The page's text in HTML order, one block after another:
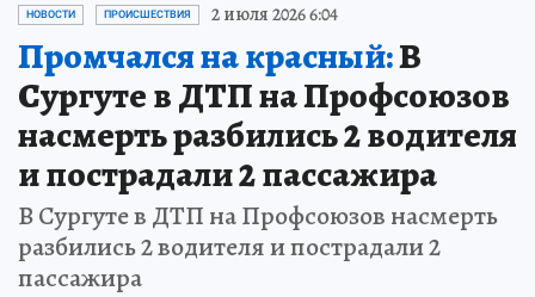
НОВОСТИ ПРОИСШЕСТВИЯ 2 июля 2026 6:04
Промчался на красный:В
Сургуте в ДТП на Профсоюзов
насмерть разбились 2 водителя
и пострадали 2 пассажира
В Сургуте в ДТП на Профсоюзов насмерть
разбились 2 водителя и пострадали 2
пассажира